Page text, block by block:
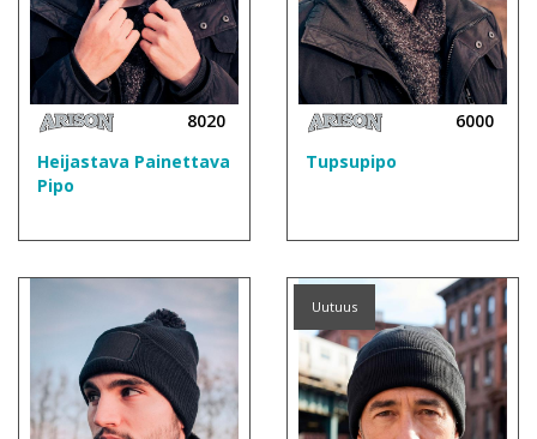
8020
Heijastava Painettava
Pipo
6000
Tupsupipo
Uutuus